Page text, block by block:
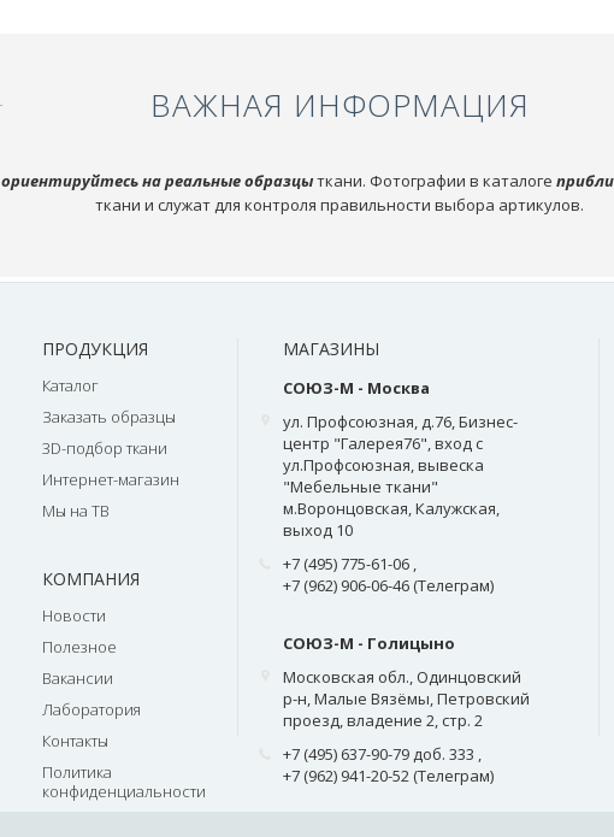
ВАЖНАЯ ИНФОРМАЦИЯ
ориентируйтесь на реальные образцыткани. Фотографии в каталоге
ткани и служат для контроля правильности выбора артикулов.
ПРОДУКЦИЯ
Каталог
Заказать образцы
3D-подбор ткани
Интернет-магазин
Мы на ТВ
КОМПАНИЯ
Новости
Полезное
Вакансии
Лаборатория
Контакты
Политика
конфиденциальности
МАГАЗИНЫ
СОЮЗ-М - Москва
ул. Профсоюзная, д.76, Бизнес-
центр "Галерея76", вход с
ул.Профсоюзная, вывеска
"Мебельные ткани"
м.Воронцовская, Калужская,
выход 10
+7 (495) 775-61-06 ,
+7 (962) 906-06-46 (Телеграм)
СОЮЗ-М - Голицыно
Московская обл., Одинцовский
р-н, Малые Вязёмы, Петровский
проезд, владение 2, стр. 2
+7 (495) 637-90-79 доб. 333 ,
+7 (962) 941-20-52 (Телеграм)